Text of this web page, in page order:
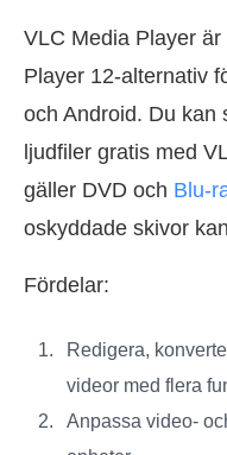
VLC Media Player
Player 12-alternativ
och Android. Du kan
ljudfiler gratis med
gäller DVD och Blu-
oskyddade skivor
Fördelar:
Redigera,
videor med flera
Anpassa video-